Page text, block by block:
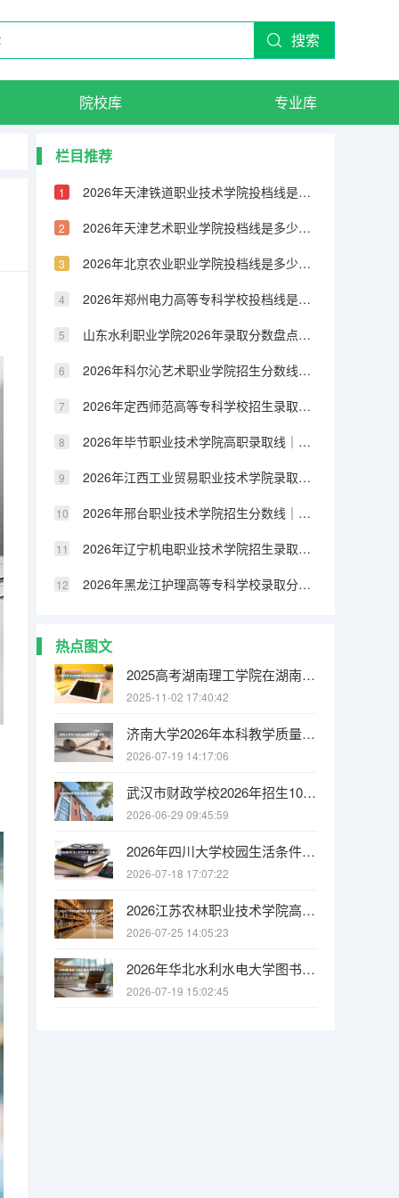
搜索
院校库 专业库
栏目推荐
2026年天津铁道职业技术学院投档线是多少？分数线、费用与入学攻略
2026年天津艺术职业学院投档线是多少？分数线、费用与入学攻略
2026年北京农业职业学院投档线是多少？分数线、费用与入学攻略
2026年郑州电力高等专科学校投档线是多少？分数线、费用与入学攻略
山东水利职业学院2026年录取分数盘点：宿舍、费用、就业与FAQ
2026年科尔沁艺术职业学院招生分数线｜新生报到及生活指南
2026年定西师范高等专科学校招生录取分数｜报到流程与生活条件
2026年毕节职业技术学院高职录取线｜报到手续与就业方向分析
2026年江西工业贸易职业技术学院录取分数｜手续办理与就业数据
2026年邢台职业技术学院招生分数线｜生活条件与就业前景
2026年辽宁机电职业技术学院招生录取线｜住宿条件与手续办理
2026年黑龙江护理高等专科学校录取分数是多少？一文看懂入学手续
热点图文
2025高考湖南理工学院在湖南招生批次 有哪些专业？
2025-11-02 17:40:42
济南大学2026年本科教学质量报告：师生比、课程满意度与毕业率
2026-07-19 14:17:06
武汉市财政学校2026年招生1080人，新增人工智能技术与应用、无人机3+2专业
2026-06-29 09:45:59
2026年四川大学校园生活条件全解析：宿舍、食堂、交通与周边配套
2026-07-18 17:07:22
2026江苏农林职业技术学院高职招生全知道：分数线、费用、就业方向
2026-07-25 14:05:23
2026年华北水利水电大学图书馆资源：馆藏量、开放时间与研究支持
2026-07-19 15:02:45